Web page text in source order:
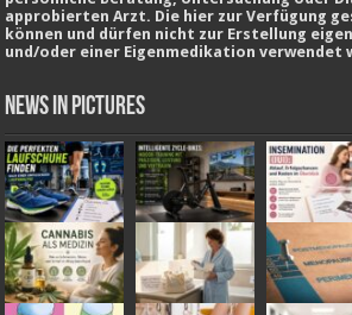
approbierten Arzt. Die hier zur Verfügung
können und dürfen nicht zur Erstellung
und/oder einer Eigenmedikation verwendet
News in Pictures